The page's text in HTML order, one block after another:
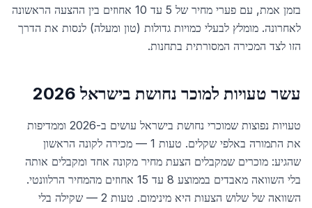
בזמן אמת, עם פערי מחיר של 5 עד 10 אחוזים בין ההצעה הראשונה
לאחרונה. מומלץ לבעלי כמויות גדולות (טון ומעלה) לנסות את הדרך
הזו לצד המכירה המסורתית בתחנות.
עשר טעויות למוכר נחושת בישראל 2026
טעויות נפוצות שמוכרי נחושת בישראל עושים ב-2026 וממדיפות
את התמורה באלפי שקלים. טעות 1 — מכירה לקונה הראשון
שהגיע: מוכרים שמקבלים הצעת מחיר מקונה אחד ומקבלים אותה
בלי השוואה מאבדים בממוצע 8 עד 15 אחוזים מהמחיר הרלוונטי.
השוואה של שלוש הצעות היא מינימום. טעות 2 — שקילה בלי